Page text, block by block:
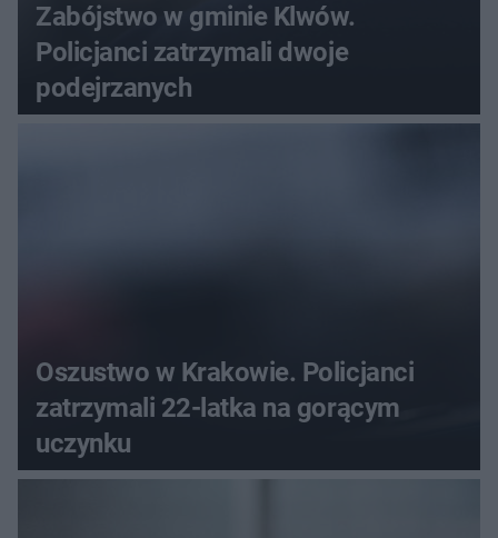
Zabójstwo w gminie Klwów.
Policjanci zatrzymali dwoje
podejrzanych
Oszustwo w Krakowie. Policjanci
zatrzymali 22-latka na gorącym
uczynku